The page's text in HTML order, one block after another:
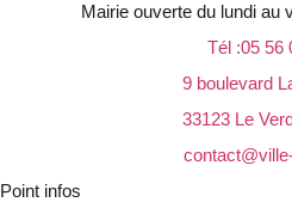
Mairie ouverte du lundi au
Tél :05 56
9 boulevard
33123 Le
Point infos